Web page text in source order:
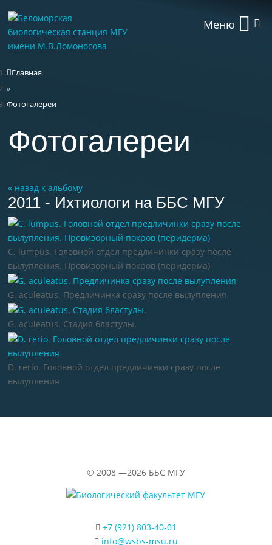
Меню
Главная
»
Фотогалереи
Фотогалереи
« назад к альбому
2011 - Ихтиологи на ББС МГУ
C. lumpus. Головной отдел предличинки сразу после
вылупления. Провизорный покров (перидерма)
G. aculeatus. Предличинка сразу после вылупления
G. aculeatus. Стадия бластулы.
D. rerio. Головной отдел предличинки сразу после
вылупления
© 2008 —2026 ББС МГУ
+7 (921) 803-40-01
info@wsbs-msu.ru